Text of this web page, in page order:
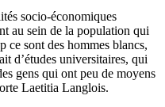
socio-économiques
au sein de la population qui
ce sont des hommes blancs,
d’études universitaires, qui
gens qui ont peu de moyens
Laetitia Langlois.